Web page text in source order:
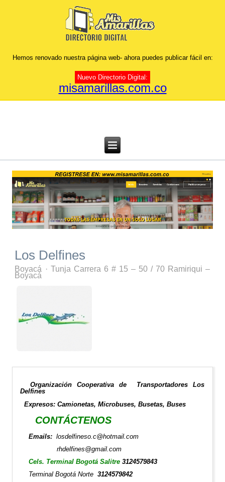
Hemos renovado nuestra página web- ahora puedes publicar fácil en:
Nuevo Directorio Digital:
misamarillas.com.co
Los Delfines
Boyacá · Tunja Carrera 6 # 15 – 50 / 70 Ramiriqui –
Boyacá
Organización Cooperativa de Transportadores Los
Delfines
Expresos: Camionetas, Microbuses, Busetas, Buses
CONTÁCTENOS
Emails:losdelfineso.c@hotmail.com
rhdelfines@gmail.com
Cels. Terminal Bogotá Salitre3124579843
Terminal Bogotá Norte3124579842